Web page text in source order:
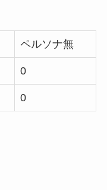
ペルソナ無
0
0